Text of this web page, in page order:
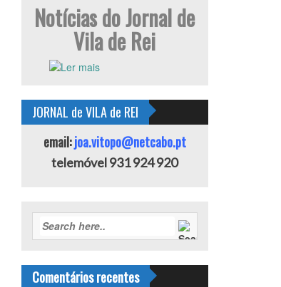
Notícias do Jornal de
Vila de Rei
JORNAL de VILA de REI
email:joa.vitopo@netcabo.pt
telemóvel 931 924 920
Comentários recentes